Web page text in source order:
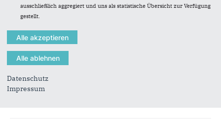
Themen
Thema 1
ausschließlich aggregiert und uns als statistische Übersicht zur Verfügung
gestellt.
Datenschutz
Impressum